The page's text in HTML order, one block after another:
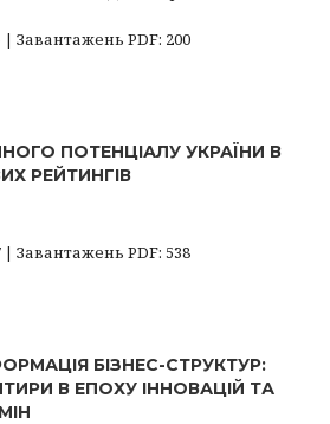
| Завантажень PDF: 200
ПОТЕНЦІАЛУ УКРАЇНИ В
РЕЙТИНГІВ
| Завантажень PDF: 538
БІЗНЕС-СТРУКТУР:
В ЕПОХУ ІННОВАЦІЙ ТА